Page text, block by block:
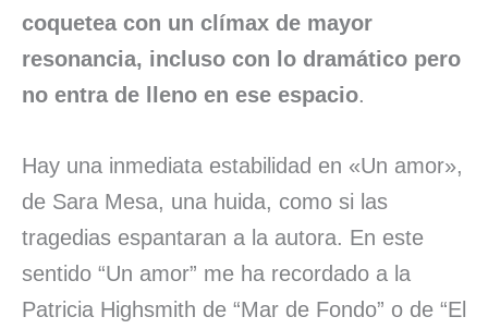
coquetea con un clímax de mayor
resonancia, incluso con lo dramático pero
no entra de lleno en ese espacio.
Hay una inmediata estabilidad en «Un amor»,
de Sara Mesa, una huida, como si las
tragedias espantaran a la autora. En este
sentido “Un amor” me ha recordado a la
Patricia Highsmith de “Mar de Fondo” o de “El